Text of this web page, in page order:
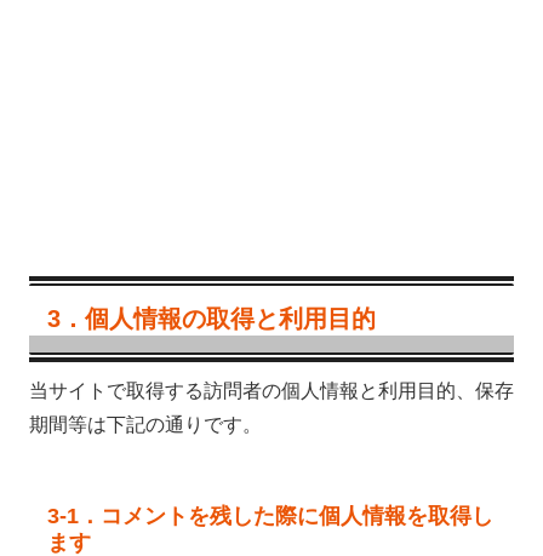
3．個人情報の取得と利用目的
当サイトで取得する訪問者の個人情報と利用目的、保存
期間等は下記の通りです。
3-1．コメントを残した際に個人情報を取得し
ます